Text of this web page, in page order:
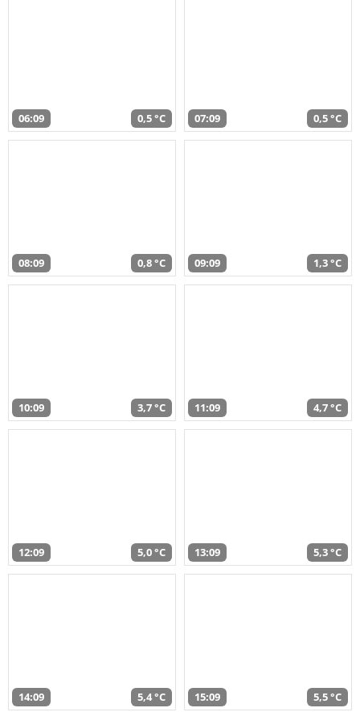
06:09 0,5 °C 07:09 0,5 °C
08:09 0,8 °C 09:09 1,3 °C
10:09 3,7 °C 11:09 4,7 °C
12:09 5,0 °C 13:09 5,3 °C
14:09 5,4 °C 15:09 5,5 °C